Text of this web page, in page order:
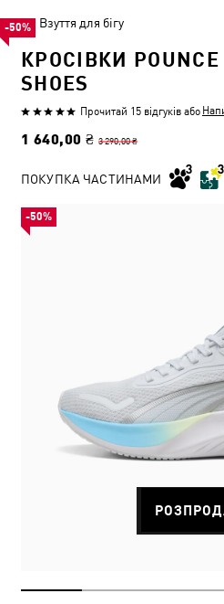
Взуття для бігу
КРОСІВКИ POUNCE
SHOES
Прочитай 15 відгуків або
1 640,00 ₴ 3 290,00 ₴
-50%
ПОКУПКА ЧАСТИНАМИ
-50%